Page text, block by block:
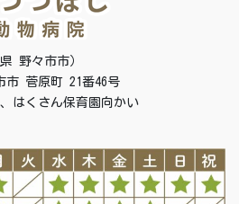
野々市市）
市 菅原町 21番46号
はくさん保育園向かい